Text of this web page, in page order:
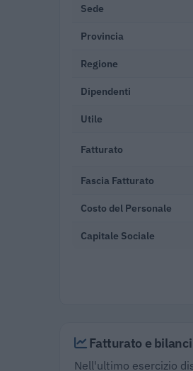
Sede
Provincia
Regione
Dipendenti
Utile
Fatturato
Fascia Fatturato
Costo del Personale
Capitale Sociale
Fatturato e bilanci
Nell'ultimo esercizio